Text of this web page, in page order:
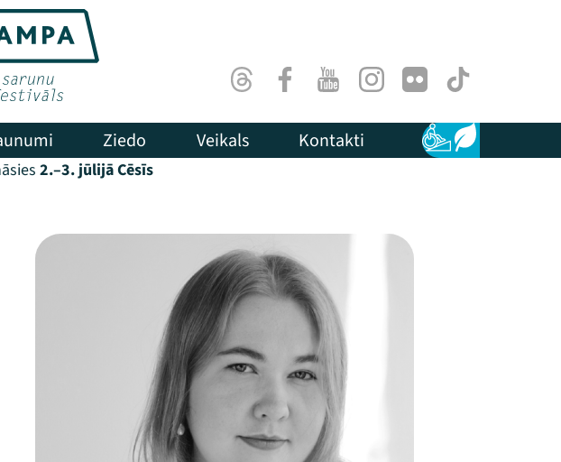
ThreadsFacebookYoutubeInstagram
Flick TikTok
Ziedo Veikals Kontakti Pieejamība
Ilgtspēja
2.–3. jūlijā Cēsīs